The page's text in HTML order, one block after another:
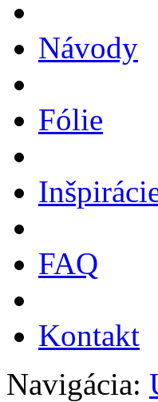
Návody
Fólie
FAQ
Kontakt
Navigácia: